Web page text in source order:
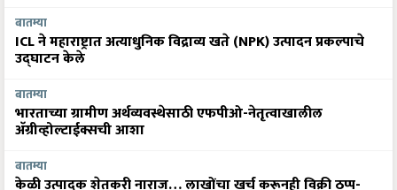
बातम्या
ICL ने महाराष्ट्रात अत्याधुनिक विद्राव्य खते (NPK) उत्पादन प्रकल्पाचे
उद्घाटन केले
बातम्या
भारताच्या ग्रामीण अर्थव्यवस्थेसाठी एफपीओ-नेतृत्वाखालील
अ‍ॅग्रीव्होल्टाईक्सची आशा
बातम्या
केळी उत्पादक शेतकरी नाराज… लाखोंचा खर्च करूनही विक्री ठप्प-